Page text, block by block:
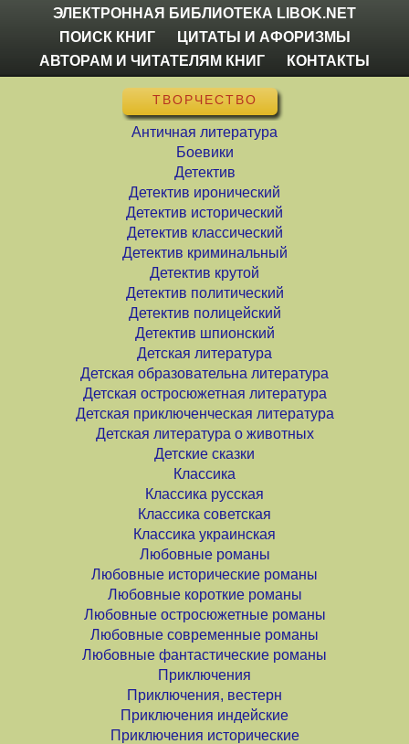
ЭЛЕКТРОННАЯ БИБЛИОТЕКА LIBOK.NET
ПОИСК КНИГ
ЦИТАТЫ И АФОРИЗМЫ
АВТОРАМ И ЧИТАТЕЛЯМ КНИГ
КОНТАКТЫ
ТВОРЧЕСТВО
Античная литература
Боевики
Детектив
Детектив иронический
Детектив исторический
Детектив классический
Детектив криминальный
Детектив крутой
Детектив политический
Детектив полицейский
Детектив шпионский
Детская литература
Детская образовательна литература
Детская остросюжетная литература
Детская приключенческая литература
Детская литература о животных
Детские сказки
Классика
Классика русская
Классика советская
Классика украинская
Любовные романы
Любовные исторические романы
Любовные короткие романы
Любовные остросюжетные романы
Любовные современные романы
Любовные фантастические романы
Приключения
Приключения, вестерн
Приключения индейские
Приключения исторические